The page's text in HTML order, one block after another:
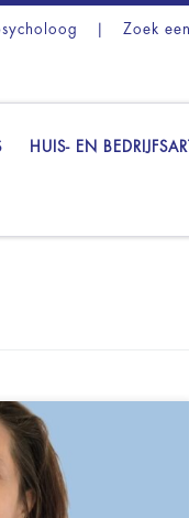
Zoek
HUIS- EN
Dennenhof